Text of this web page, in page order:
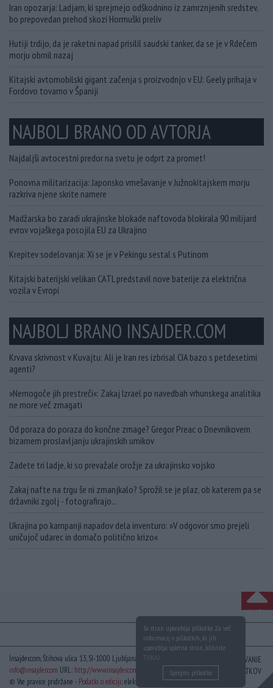
Iran opozarja: Ladjam, ki sprejmejo odškodnino iz zamrznjenih sredstev,
bo prepovedan prehod skozi Hormuški preliv
Hutiji trdijo, da je raketni napad prisilil saudski tanker, da se je v Rdečem
morju obrnil nazaj
Kitajski avtomobilski gigant začenja s proizvodnjo v EU: Geely prihaja v
Fordovo tovarno v Španiji
NAJBOLJ BRANO OD AVTORJA
Najdaljši avtocestni predor na svetu je odprt za promet!
Ponovna militarizacija: Japonsko vmešavanje v Južnokitajskem morju
razkriva njene skrite namere
Madžarska bo zaradi ukrajinske blokade naftovoda blokirala 90 milijard
evrov vojaškega posojila EU za Ukrajino
Krepitev sodelovanja: Xi se je v Pekingu sestal s Putinom
Kitajski baterijski velikan CATL predstavil nove baterije za električna
vozila v Evropi
NAJBOLJ BRANO INSAJDER.COM
Krvava skrivnost v Kuvajtu: Ali je Iran res izbrisal CIA bazo s petdesetimi
agenti?
»Nemogoče jih prestreči«: Zakaj Izrael po navedbah vrhunskega analitika
ne more več zmagati
Od poraza do poraza do končne zmage? Gregor Preac o Dnevnikovem
bizarnem proslavljanju ukrajinskih umikov
Zadete tri ladje, ki so prevažale orožje za ukrajinsko vojsko
Zakaj nafte na trgu še ni zmanjkalo? Sprožil se je plaz, ob katerem pa se
državniki zgolj - fotografirajo...
Ukrajina po kampanji napadov dela inventuro: »V odgovor smo prejeli
uničujoč udarec in domačo politično krizo«
NA VRH
Insajder.com, Štihova ulica 13, SI-1000 Ljubljana, Slovenija | E-mail:
info@insajder.com URL: http://www.insajder.com
© Vse pravice pridržane - Podatki o ediciji: elektronski dnevnik
VAROVANJE
PODATKOV
Ta stran uporablja piškotke. Za več
informacij o piškotkih, ki jih
uporablja spletna stran, kliknite
TUKAJ
Sprejmi piškotke